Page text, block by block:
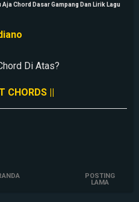
Chord Dasar Gampang Dan Lirik Lagu
Di Atas?
CHORDS ||
POSTING
LAMA